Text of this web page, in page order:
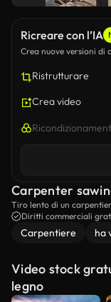
Ricreare con l’IA
Crea nuove versioni di
Ristrutturare
Crea video
Carpenter
Tiro lento di un
Diritti commerciali
Carpentiere ha
Video stock
legno